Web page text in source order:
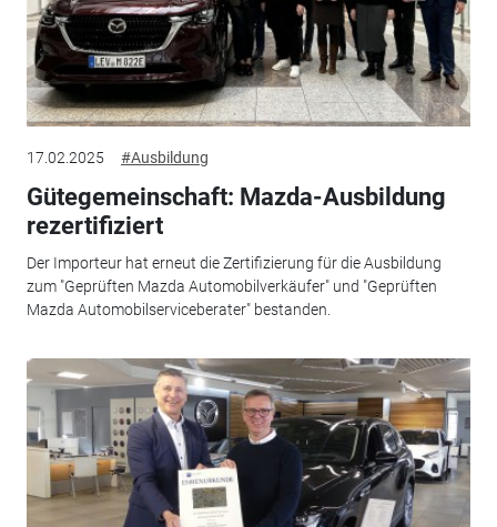
17.02.2025 #Ausbildung
Gütegemeinschaft: Mazda-Ausbildung
rezertifiziert
Der Importeur hat erneut die Zertifizierung für die Ausbildung
zum "Geprüften Mazda Automobilverkäufer" und "Geprüften
Mazda Automobilserviceberater" bestanden.